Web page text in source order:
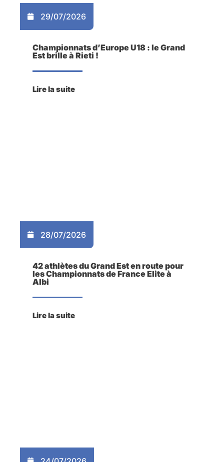
29/07/2026
Championnats d’Europe U18 : le Grand
Est brille à Rieti !
Lire la suite
28/07/2026
42 athlètes du Grand Est en route pour
les Championnats de France Elite à
Albi
Lire la suite